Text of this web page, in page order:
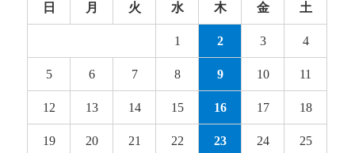
日 月 火 水 木 金 土
1 2 3 4
5 6 7 8 9 10 11
12 13 14 15 16 17 18
19 20 21 22 23 24 25